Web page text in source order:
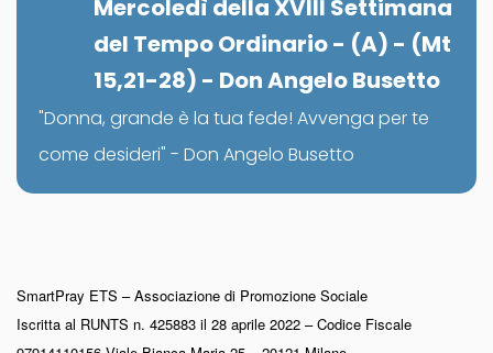
Mercoledì della XVIII Settimana
del Tempo Ordinario - (A) - (Mt
15,21-28) - Don Angelo Busetto
"Donna, grande è la tua fede! Avvenga per te
come desideri" - Don Angelo Busetto
SmartPray ETS – Associazione di Promozione Sociale
Iscritta al RUNTS n. 425883 il 28 aprile 2022 – Codice Fiscale